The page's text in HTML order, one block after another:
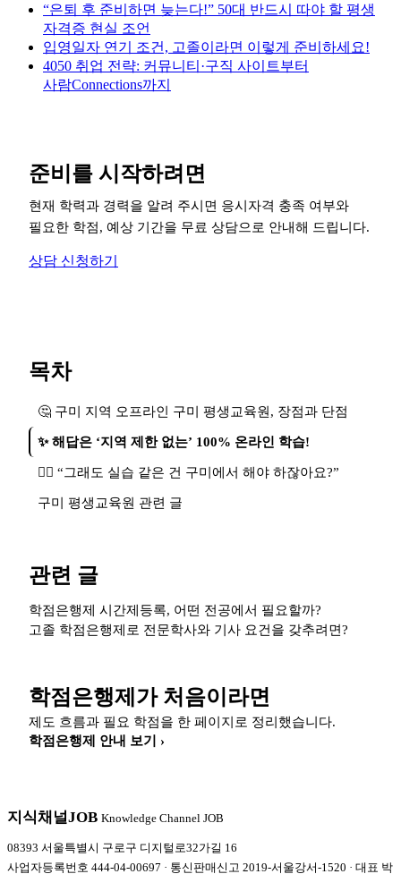
“은퇴 후 준비하면 늦는다!” 50대 반드시 따야 할 평생
자격증 현실 조언
입영일자 연기 조건, 고졸이라면 이렇게 준비하세요!
4050 취업 전략: 커뮤니티·구직 사이트부터
사람Connections까지
준비를 시작하려면
현재 학력과 경력을 알려 주시면 응시자격 충족 여부와
필요한 학점, 예상 기간을 무료 상담으로 안내해 드립니다.
상담 신청하기
목차
🤔 구미 지역 오프라인 구미 평생교육원, 장점과 단점
✨ 해답은 ‘지역 제한 없는’ 100% 온라인 학습!
🙋‍♀️ “그래도 실습 같은 건 구미에서 해야 하잖아요?”
구미 평생교육원 관련 글
관련 글
학점은행제 시간제등록, 어떤 전공에서 필요할까?
고졸 학점은행제로 전문학사와 기사 요건을 갖추려면?
학점은행제가 처음이라면
제도 흐름과 필요 학점을 한 페이지로 정리했습니다.
학점은행제 안내 보기 ›
지식채널JOB Knowledge Channel JOB
08393 서울특별시 구로구 디지털로32가길 16
사업자등록번호 444-04-00697 · 통신판매신고 2019-서울강서-1520 · 대표 박